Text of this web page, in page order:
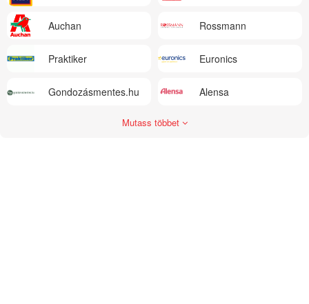
Auchan Rossmann
Praktiker Euronics
Gondozásmentes.hu Alensa
Mutass többet